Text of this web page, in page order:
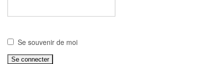
Se souvenir de moi